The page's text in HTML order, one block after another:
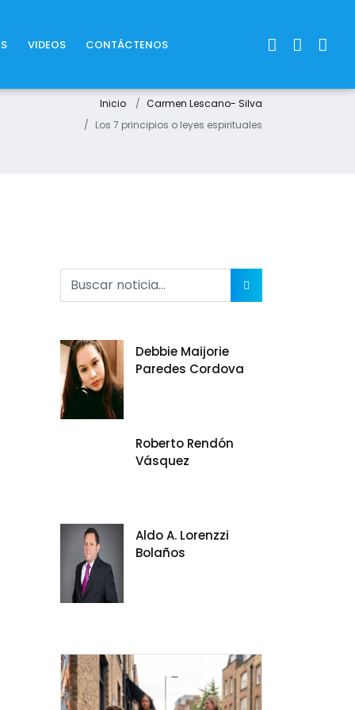
VIDEOS CONTÁCTENOS
Inicio
Carmen Lescano- Silva
Los 7 principios o leyes espirituales
Debbie Maijorie
Paredes Cordova
Roberto Rendón
Vásquez
Aldo A. Lorenzzi
Bolaños